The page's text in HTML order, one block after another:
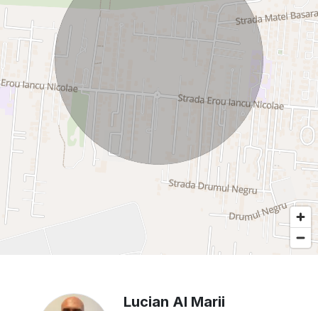
Lucian Al Marii